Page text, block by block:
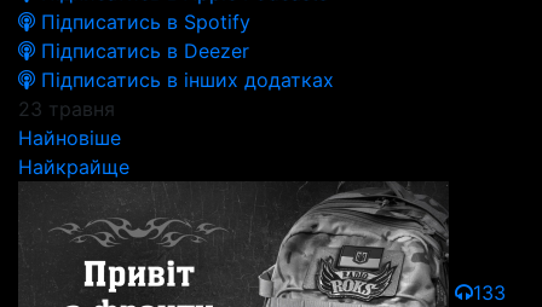
Підписатись в Spotify
Підписатись в Deezer
Підписатись в інших додатках
23 травня
Найновіше
Найкрайще
133